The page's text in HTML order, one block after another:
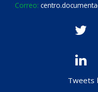
Correo:
Tweets